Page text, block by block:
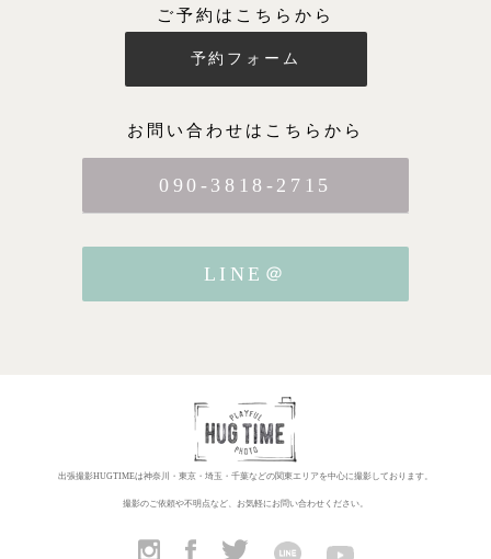
ご予約はこちらから
予約フォーム
お問い合わせはこちらから
090-3818-2715
LINE＠
出張撮影HUGTIMEは神奈川・東京・埼玉・千葉などの関東エリアを中心に撮影しております。
撮影のご依頼や不明点など、お気軽にお問い合わせください。